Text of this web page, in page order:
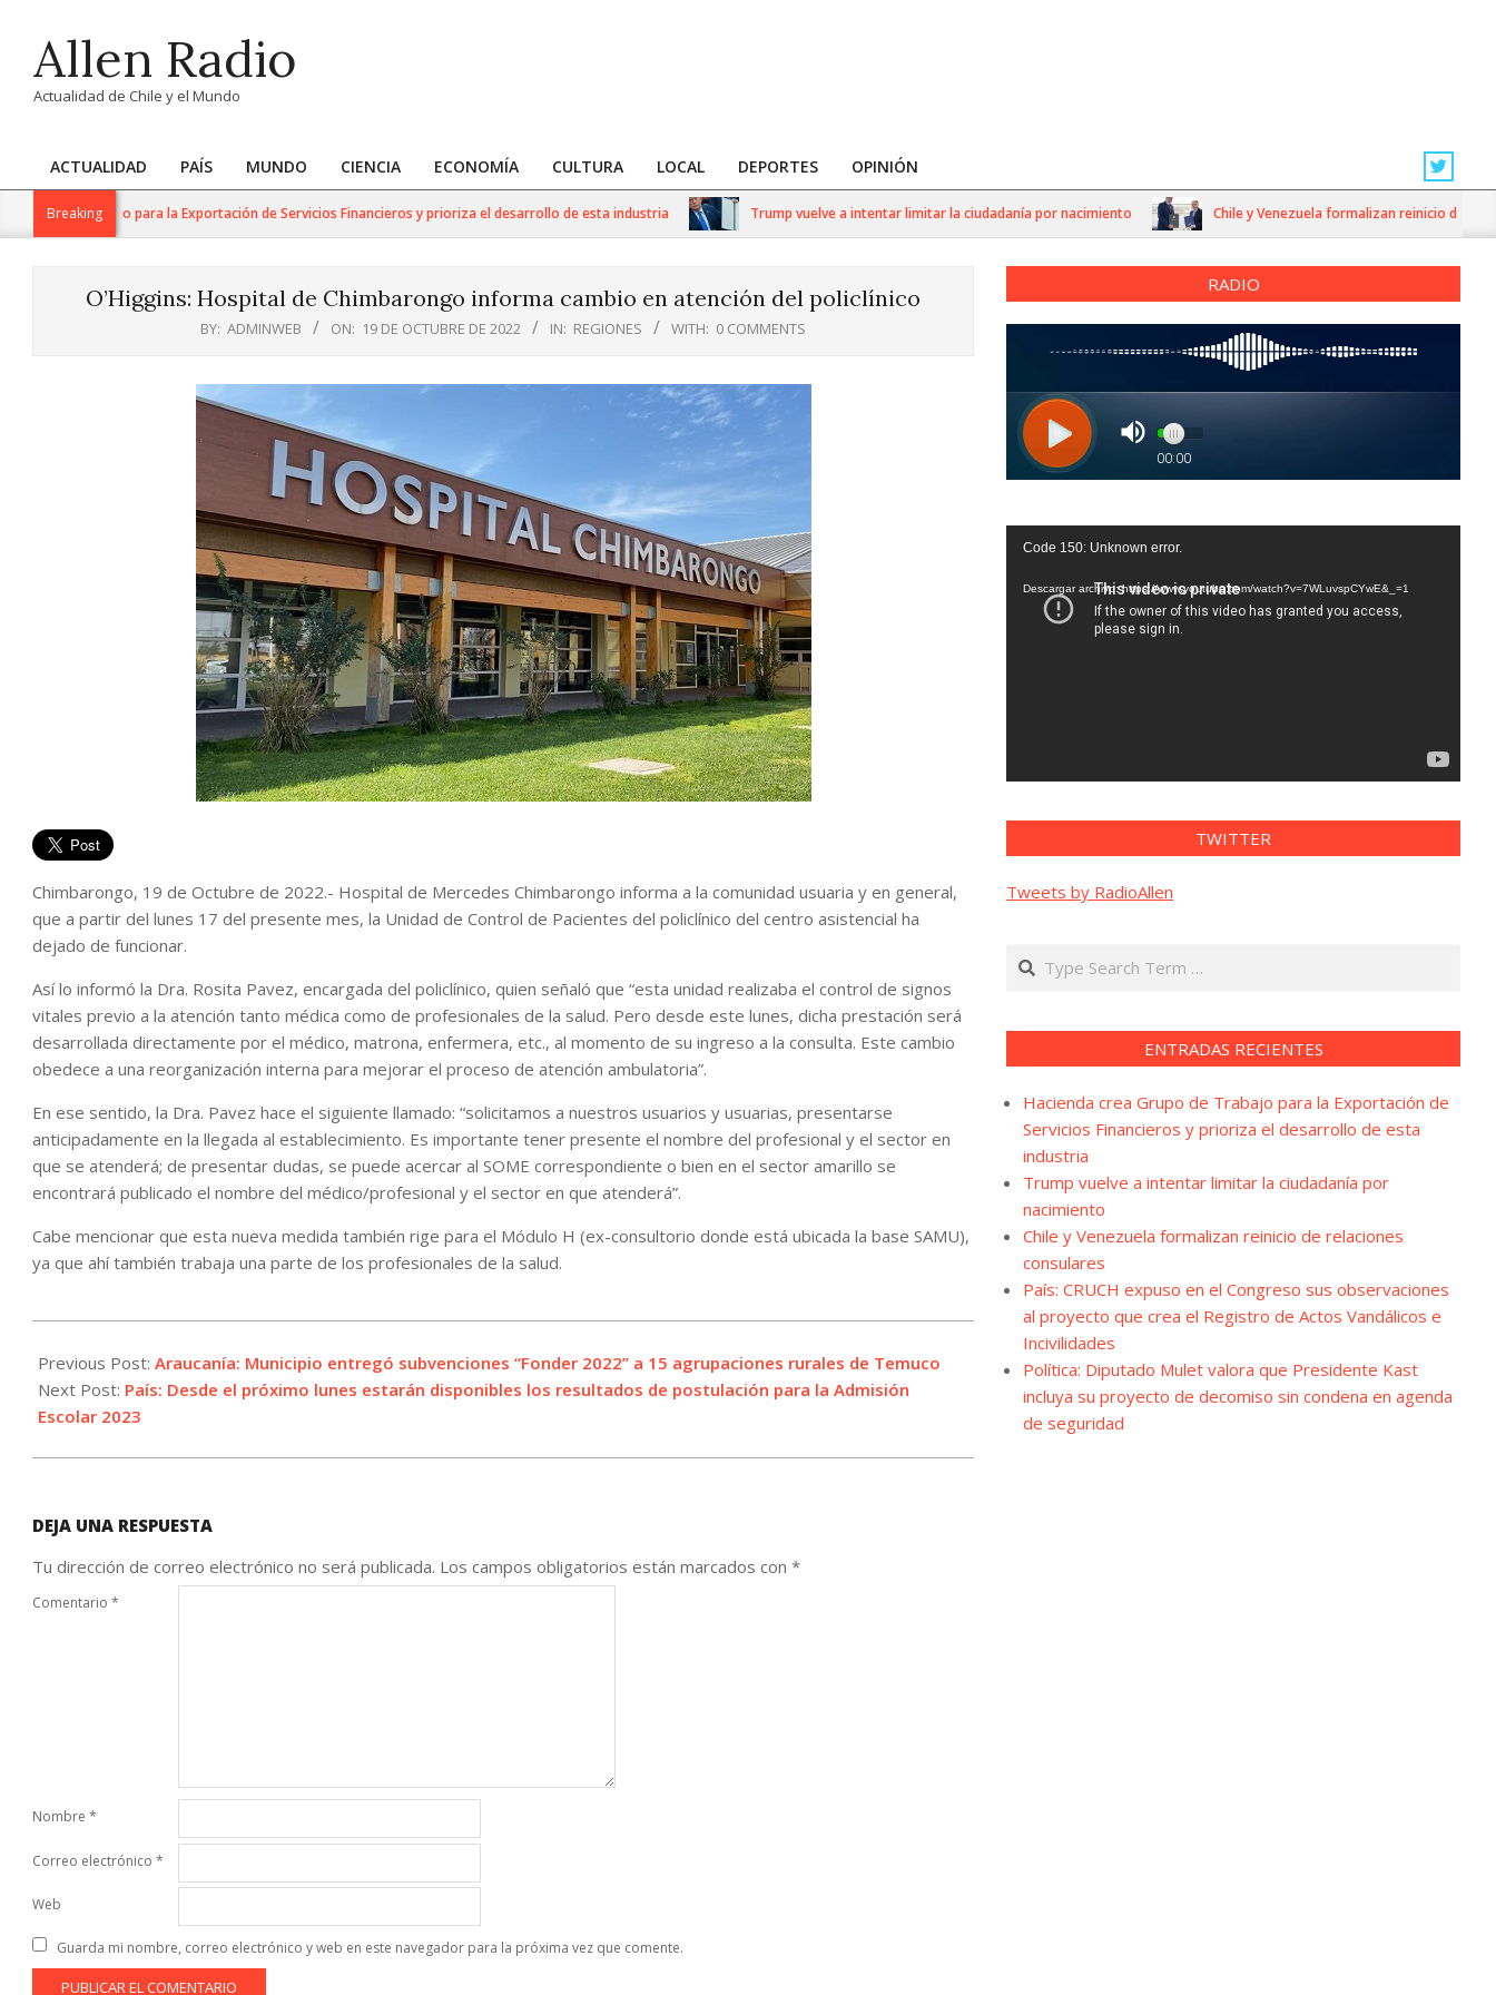
contentAllen Radio
Actualidad de Chile y el Mundo
Primary
Navigation
ACTUALIDAD PAÍS MUNDO CIENCIA ECONOMÍA CULTURA LOCAL DEPORTES OPINIÓN
Breaking
de Trabajo para la Exportación de Servicios Financieros y prioriza el desarrollo de esta industria Trump vuelve a intentar limitar la ciudadanía por nacimiento Chile y Venezuela formalizan reinicio de
O’Higgins: Hospital de Chimbarongo informa cambio en atención del policlínico
BY: ADMINWEB ON: 19 DE OCTUBRE DE 2022 IN: REGIONES WITH: 0 COMMENTS
Chimbarongo, 19 de Octubre de 2022.- Hospital de Mercedes Chimbarongo informa a la comunidad usuaria y en general,
que a partir del lunes 17 del presente mes, la Unidad de Control de Pacientes del policlínico del centro asistencial ha
dejado de funcionar.
Así lo informó la Dra. Rosita Pavez, encargada del policlínico, quien señaló que “esta unidad realizaba el control de signos
vitales previo a la atención tanto médica como de profesionales de la salud. Pero desde este lunes, dicha prestación será
desarrollada directamente por el médico, matrona, enfermera, etc., al momento de su ingreso a la consulta. Este cambio
obedece a una reorganización interna para mejorar el proceso de atención ambulatoria”.
En ese sentido, la Dra. Pavez hace el siguiente llamado: “solicitamos a nuestros usuarios y usuarias, presentarse
anticipadamente en la llegada al establecimiento. Es importante tener presente el nombre del profesional y el sector en
que se atenderá; de presentar dudas, se puede acercar al SOME correspondiente o bien en el sector amarillo se
encontrará publicado el nombre del médico/profesional y el sector en que atenderá”.
Cabe mencionar que esta nueva medida también rige para el Módulo H (ex-consultorio donde está ubicada la base SAMU),
ya que ahí también trabaja una parte de los profesionales de la salud.
10-
19
Previous Post: Araucanía: Municipio entregó subvenciones “Fonder 2022” a 15 agrupaciones rurales de Temuco
Next Post: País: Desde el próximo lunes estarán disponibles los resultados de postulación para la Admisión
Escolar 2023
DEJA UNA RESPUESTA
Tu dirección de correo electrónico no será publicada. Los campos obligatorios están marcados con *
Comentario *
Nombre *
Correo electrónico *
Web
Guarda mi nombre, correo electrónico y web en este navegador para la próxima vez que comente.
RADIO
Reproductor
vídeo
Code 150: Unknown error.
Descargar archivo: https://www.youtube.com/watch?v=7WLuvspCYwE&_=1
TWITTER
Tweets by RadioAllen
Search
ENTRADAS RECIENTES
Hacienda crea Grupo de Trabajo para la Exportación de
Servicios Financieros y prioriza el desarrollo de esta
industria
Trump vuelve a intentar limitar la ciudadanía por
nacimiento
Chile y Venezuela formalizan reinicio de relaciones
consulares
País: CRUCH expuso en el Congreso sus observaciones
al proyecto que crea el Registro de Actos Vandálicos e
Incivilidades
Política: Diputado Mulet valora que Presidente Kast
incluya su proyecto de decomiso sin condena en agenda
de seguridad